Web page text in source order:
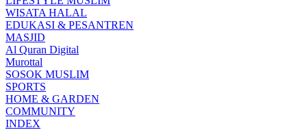
WISATA HALAL
EDUKASI & PESANTREN
MASJID
Al Quran Digital
Murottal
SOSOK MUSLIM
SPORTS
HOME & GARDEN
COMMUNITY
INDEX